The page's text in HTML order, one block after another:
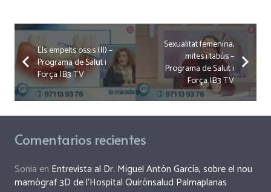
Els empelts ossis (II) –
Programa de Salut i
Força IB3 TV
Sexualitat femenina,
mites i tabús –
Programa de Salut i
Força IB3 TV
Comentarios recientes
Sonia en Entrevista al Dr. Miguel Antón García, sobre el nou
mamògraf 3D de l’Hospital Quirónsalud Palmaplanas